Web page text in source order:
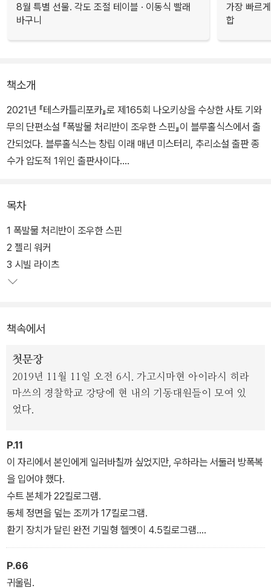
8월 특별 선물. 각도 조절 테이블 · 이동식 빨래
바구니
가장 빠르
합
책소개
2021년 『테스카틀리포카』로 제165회 나오키상을 수상한 사토 기와
무의 단편소설 『폭발물 처리반이 조우한 스핀』이 블루홀식스에서 출
간되었다. 블루홀식스는 창립 이래 매년 미스터리, 추리소설 출판 종
수가 압도적 1위인 출판사이다.
야부사카’, ‘후루타 덴’ 등 국내 미출간 작가들의 작품들과 국내에서
아직 인지도가 없었던 ‘오승호’(고 가쓰히로), ‘우사미 마코토’ 작가의
작품들을 블루홀식스의 사명(使命)으로 알고 출간하여 왔다. 특히
‘나카야마 시치리’의 작품들을 시리즈별로 꾸준히 출간하여 나카야마
시치리는 현재 국내에서는 일본을 대표하는 인기 작가가 되었다. 이
『폭발물 처리반이 조우한 스핀』은 창조와 파괴, SF와 미스터리, 괴물
회상 단편 부문 후보작인 「못」을 비롯해 총 여덟 편의 참신하고 기이
한 이야기가 담겨 있다.
목차
1 폭발물 처리반이 조우한 스핀
2 젤리 워커
3 시빌 라이츠
책속에서
첫문장
2019년 11월 11일 오전 6시. 가고시마현 아이라시 히라
마쓰의 경찰학교 강당에 현 내의 기동대원들이 모여 있
었다.
P.11
이 자리에서 본인에게 일러바칠까 싶었지만, 우하라는 서둘러 방폭복
을 입어야 했다.
수트 본체가 22킬로그램.
동체 정면을 덮는 조끼가 17킬로그램.
환기 장치가 달린 완전 기밀형 헬멧이 4.5킬로그램.
총 43.5킬로그램이나 되지만 자칫하면 폭풍에 휩쓸릴 우하라의 목숨
을 지켜주는 무게이기도 하다.
P.66
귀울림.